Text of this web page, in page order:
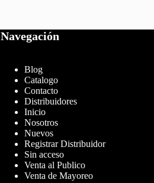
Navegación
Blog
Catalogo
Contacto
Distribuidores
Inicio
Nosotros
Nuevos
Registrar Distribuidor
Sin acceso
Venta al Publico
Venta de Mayoreo